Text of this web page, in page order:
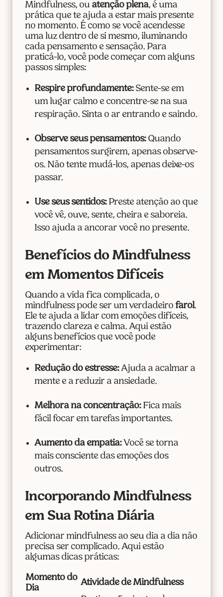
Mindfulness, ou atenção plena, é uma
prática que te ajuda a estar mais presente
no momento. É como se você acendesse
uma luz dentro de si mesmo, iluminando
cada pensamento e sensação. Para
praticá-lo, você pode começar com alguns
passos simples:
Respire profundamente:Sente-se em
um lugar calmo e concentre-se na sua
respiração. Sinta o ar entrando e saindo.
Observe seus pensamentos:Quando
pensamentos surgirem, apenas observe-
os. Não tente mudá-los, apenas deixe-os
passar.
Use seus sentidos:Preste atenção ao que
você vê, ouve, sente, cheira e saboreia.
Isso ajuda a ancorar você no presente.
Benefícios do Mindfulness
em Momentos Difíceis
Quando a vida fica complicada, o
mindfulness pode ser um verdadeiro farol.
Ele te ajuda a lidar com emoções difíceis,
trazendo clareza e calma. Aqui estão
alguns benefícios que você pode
experimentar:
Redução do estresse:Ajuda a acalmar a
mente e a reduzir a ansiedade.
Melhora na concentração:Fica mais
fácil focar em tarefas importantes.
Aumento da empatia:Você se torna
mais consciente das emoções dos
outros.
Incorporando Mindfulness
em Sua Rotina Diária
Adicionar mindfulness ao seu dia a dia não
precisa ser complicado. Aqui estão
algumas dicas práticas:
Momento do
Dia
Atividade de Mindfulness